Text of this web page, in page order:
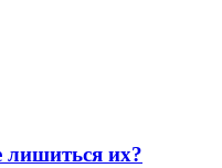
лишиться их?